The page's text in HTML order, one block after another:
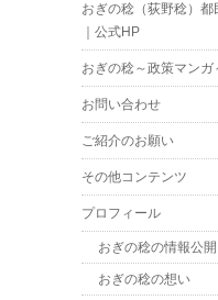
おぎの稔（荻野稔）
｜公式HP
おぎの稔～政策マンガ
お問い合わせ
ご紹介のお願い
その他コンテンツ
プロフィール
おぎの稔の情報公開
おぎの稔の想い